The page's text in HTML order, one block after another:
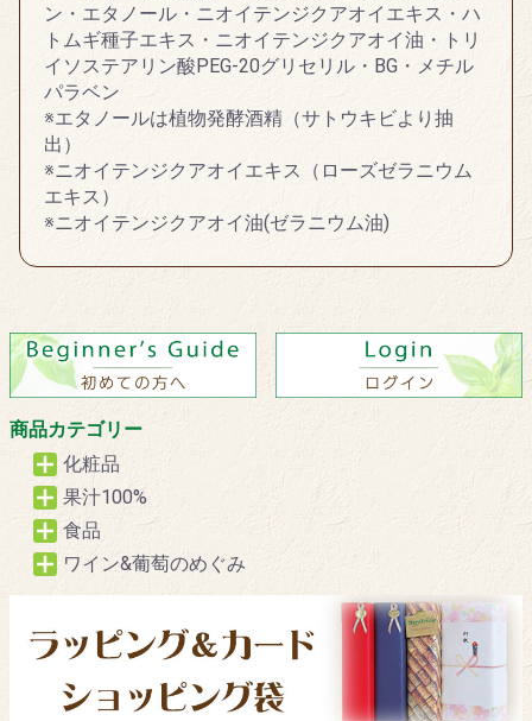
ン・エタノール・ニオイテンジクアオイエキス・ハ
トムギ種子エキス・ニオイテンジクアオイ油・トリ
イソステアリン酸PEG-20グリセリル・BG・メチル
パラベン
※エタノールは植物発酵酒精（サトウキビより抽
出）
※ニオイテンジクアオイエキス（ローズゼラニウム
エキス）
※ニオイテンジクアオイ油(ゼラニウム油)
商品カテゴリー
化粧品
果汁100%
食品
ワイン&葡萄のめぐみ